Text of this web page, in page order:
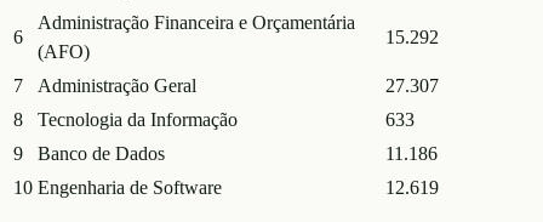
6
Administração Financeira e Orçamentária
(AFO)
15.292
7 Administração Geral
27.307
8
Tecnologia da Informação
633
9
Banco de Dados
11.186
10 Engenharia de Software 12.619